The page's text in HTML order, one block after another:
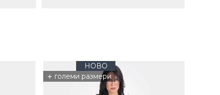
НОВО
+ големи размери